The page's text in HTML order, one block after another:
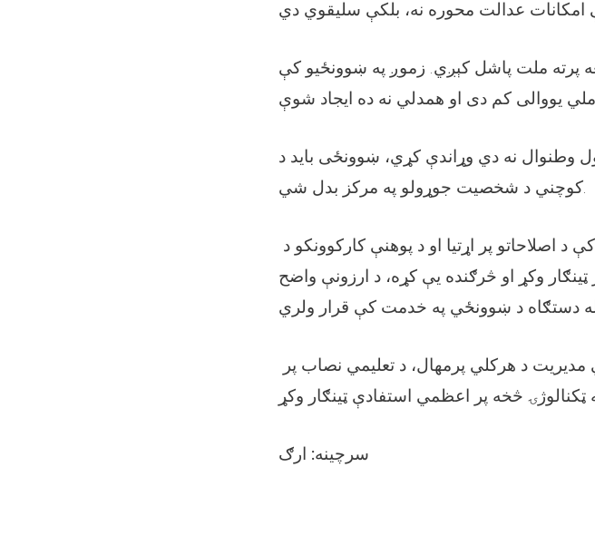
پرته ملت پاشل کېږي. زموږ په ښوونځیو کې
وطنوال نه دي وړاندې کړي، ښوونځی باید د
وکړ او څرګنده یې کړه، د ارزونې واضح
سرچينه: ارګ